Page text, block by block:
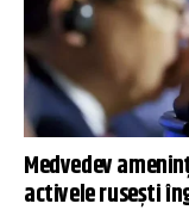
Medvedev
activele rusești